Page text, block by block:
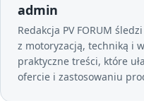
admin
Redakcja PV FORUM
z motoryzacją, techniką i
praktyczne treści, które
ofercie i zastosowaniu